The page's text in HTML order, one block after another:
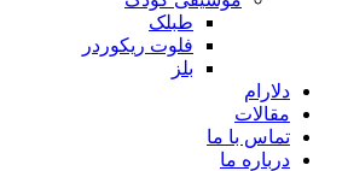
طبلک
فلوت ریکوردر
بلز
دلارام
مقالات
تماس با ما
درباره ما